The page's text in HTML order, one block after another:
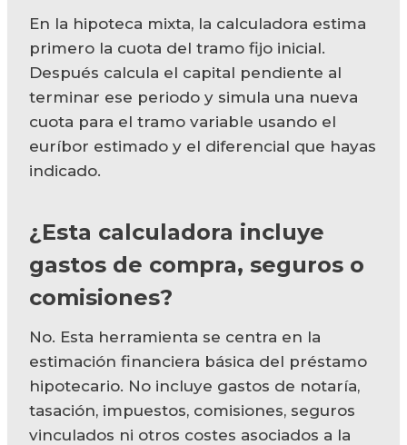
En la hipoteca mixta, la calculadora estima
primero la cuota del tramo fijo inicial.
Después calcula el capital pendiente al
terminar ese periodo y simula una nueva
cuota para el tramo variable usando el
euríbor estimado y el diferencial que hayas
indicado.
¿Esta calculadora incluye
gastos de compra, seguros o
comisiones?
No. Esta herramienta se centra en la
estimación financiera básica del préstamo
hipotecario. No incluye gastos de notaría,
tasación, impuestos, comisiones, seguros
vinculados ni otros costes asociados a la